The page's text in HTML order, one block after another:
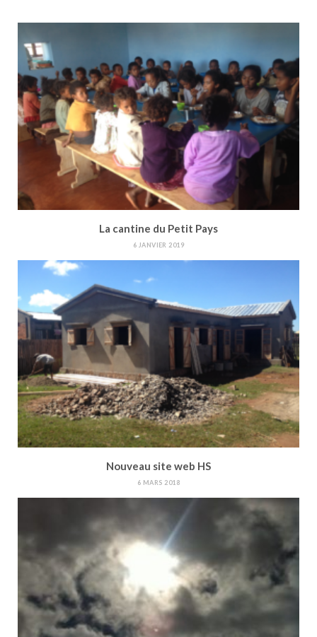
La cantine du Petit Pays
6 JANVIER 2019
Nouveau site web HS
6 MARS 2018